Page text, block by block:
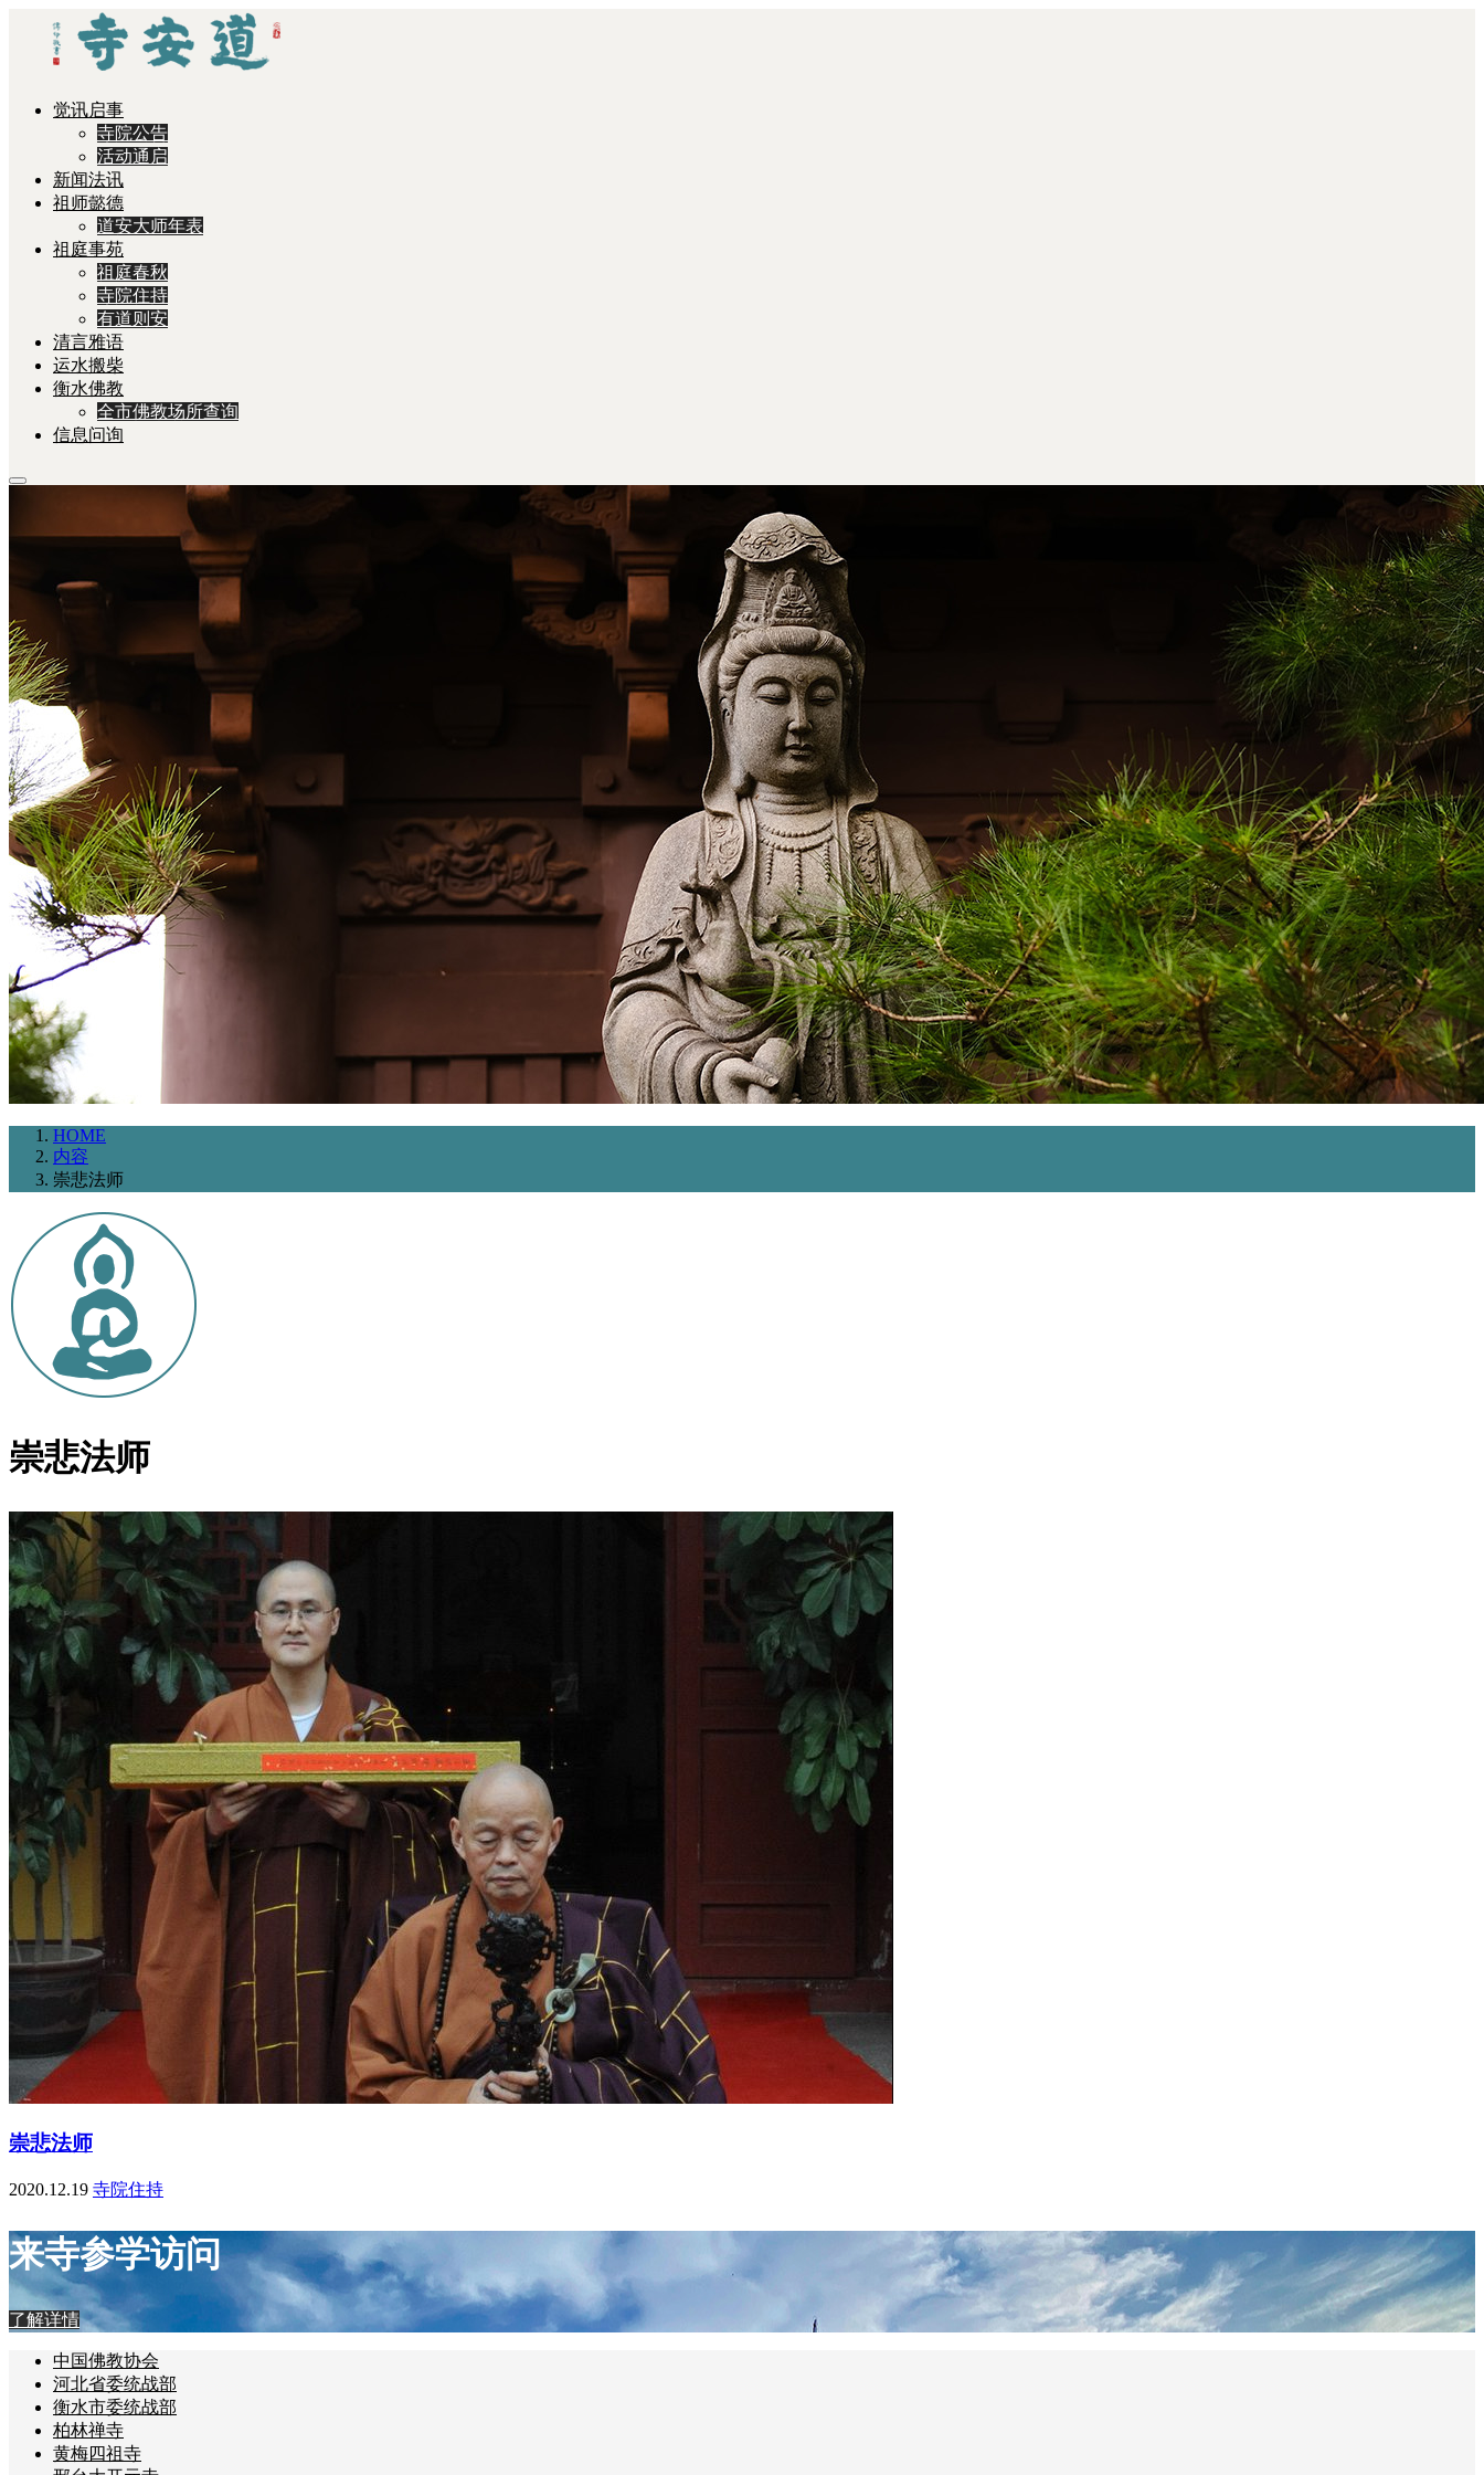
觉讯启事
寺院公告
活动通启
新闻法讯
祖师懿德
道安大师年表
祖庭事苑
祖庭春秋
寺院住持
有道则安
清言雅语
运水搬柴
衡水佛教
全市佛教场所查询
信息问询
HOME
内容
崇悲法师
崇悲法师
崇悲法师
2020.12.19 寺院住持
来寺参学访问
了解详情
中国佛教协会
河北省委统战部
衡水市委统战部
柏林禅寺
黄梅四祖寺